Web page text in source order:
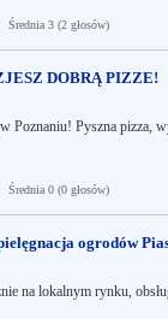
Średnia 3 (2 głosów)
DOBRĄ PIZZE!
Poznaniu! Pyszna pizza,
Średnia 0 (0 głosów)
ogrodów
na lokalnym rynku,